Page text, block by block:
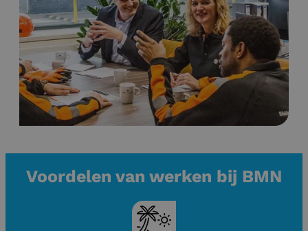
Voordelen van werken bij BMN